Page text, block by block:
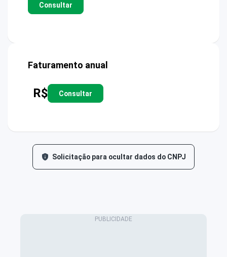
Consultar
Faturamento anual
R$ Consultar
Solicitação para ocultar dados do CNPJ